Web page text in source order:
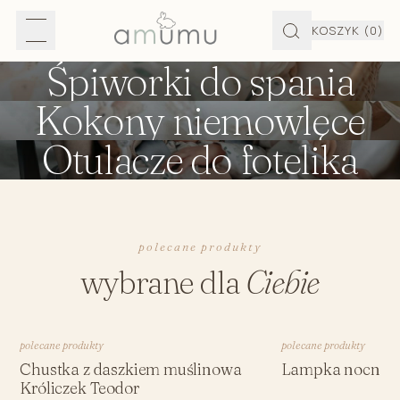
KOSZYK (0)
Śpiworki do spania
Kokony niemowlęce
Otulacze do fotelika
polecane produkty
wybrane dlaCiebie
polecane produkty
Chustka z daszkiem muślinowa
Króliczek Teodor
polecane produkty
Lampka nocna